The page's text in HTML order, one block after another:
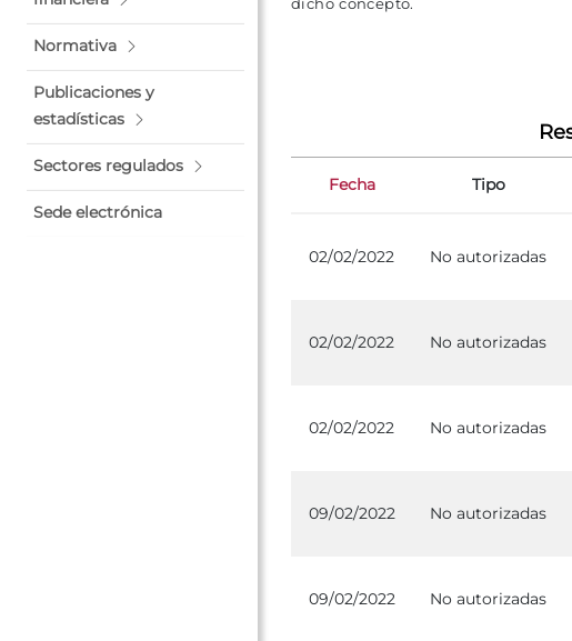
Normativa
Publicaciones y
estadísticas
Sectores regulados
Sede electrónica
Fecha Tipo
02/02/2022 No autorizadas
02/02/2022 No autorizadas
02/02/2022 No autorizadas
09/02/2022 No autorizadas
09/02/2022 No autorizadas